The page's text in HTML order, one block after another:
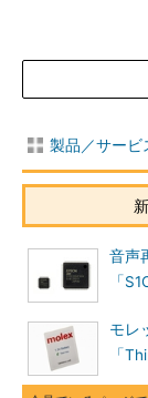
製品／サービ
音声
「
モレ
「